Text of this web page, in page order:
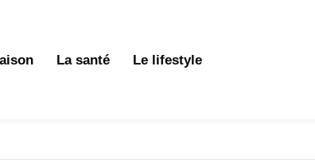
La santé Le lifestyle